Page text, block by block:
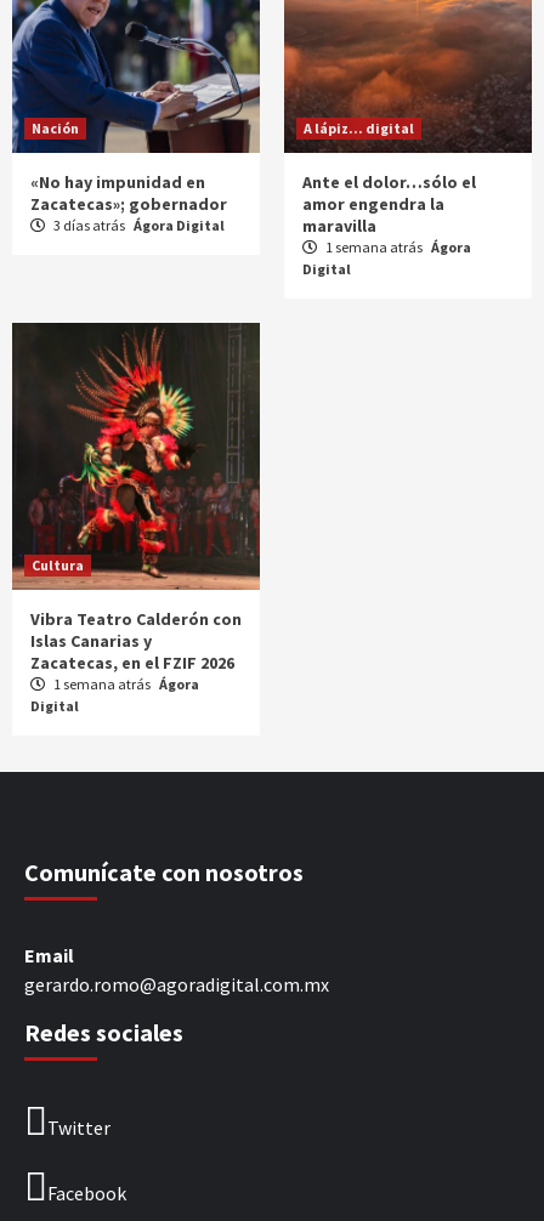
Nación
«No hay impunidad en
Zacatecas»; gobernador
3 días atrás Ágora Digital
A lápiz... digital
Ante el dolor…sólo el
amor engendra la
maravilla
1 semana atrás Ágora
Digital
Cultura
Vibra Teatro Calderón con
Islas Canarias y
Zacatecas, en el FZIF 2026
1 semana atrás Ágora
Digital
Comunícate con nosotros
Email
gerardo.romo@agoradigital.com.mx
Redes sociales
Twitter
Facebook